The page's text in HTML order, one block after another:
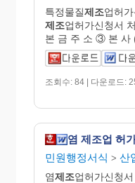
특정물질제조업허
제조업허가신청서
본 금 주 소 ③ 본 사
조회수: 84 | 다운로드:
염 제조업 허
민원행정서식 > 산
염제조업허가신청